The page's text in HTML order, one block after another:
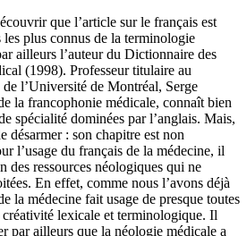
que l’article sur le français est
les plus connus de la terminologie
ailleurs l’auteur du Dictionnaire des
(1998). Professeur titulaire au
l’Université de Montréal, Serge
la francophonie médicale, connaît bien
spécialité dominées par l’anglais. Mais,
désarmer : son chapitre est non
l’usage du français de la médecine, il
des ressources néologiques qui ne
En effet, comme nous l’avons déjà
la médecine fait usage de presque toutes
créativité lexicale et terminologique. Il
par ailleurs que la néologie médicale a